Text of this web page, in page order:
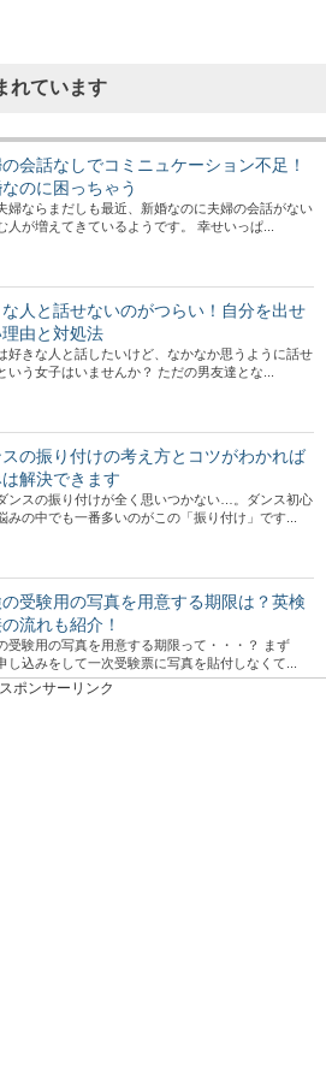
れています
会話なしでコミニュケーション不足！
のに困っちゃう
婦ならまだしも最近、新婚なのに夫婦の会話がない
人が増えてきているようです。 幸せいっぱ...
人と話せないのがつらい！自分を出せ
由と対処法
好きな人と話したいけど、なかなか思うように話せ
いう女子はいませんか？ ただの男友達とな...
スの振り付けの考え方とコツがわかれば
解決できます
ンスの振り付けが全く思いつかない…。ダンス初心
みの中でも一番多いのがこの「振り付け」です...
受験用の写真を用意する期限は？英検
流れも紹介！
受験用の写真を用意する期限って・・・？ まず
し込みをして一次受験票に写真を貼付しなくて...
スポンサーリンク